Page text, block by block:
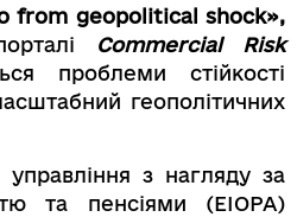
from geopolitical shock»,
Commercial Risk
проблеми стійкості
геополітичних
з нагляду за
та пенсіями (EIOPA)